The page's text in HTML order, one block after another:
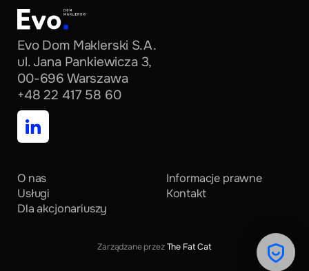
Evo Dom Maklerski S.A.
ul. Jana Pankiewicza 3,
00-696 Warszawa
+48 22 417 58 60
O nas
Usługi
Dla akcjonariuszy
Informacje prawne
Kontakt
Zarządzane przez The Fat Cat